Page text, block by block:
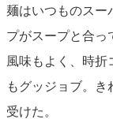
麺はいつものスー
プがスープと合っ
風味もよく、時
もグッジョブ。
受けた。